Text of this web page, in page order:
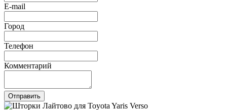
E-mail
Город
Телефон
Комментарий
Отправить